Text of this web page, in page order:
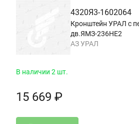
4320Я3-1602064
Кронштейн УРАЛ с
дв.ЯМЗ-236НЕ2
АЗ УРАЛ
В наличии 2 шт.
15 669 ₽